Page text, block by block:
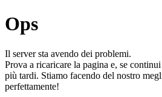
Ops
Il server sta avendo dei problemi.
Prova a ricaricare la pagina e, se
più tardi. Stiamo facendo del nostro
perfettamente!